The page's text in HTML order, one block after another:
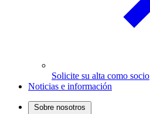
Solicite su alta como socio
Noticias e información
Sobre nosotros